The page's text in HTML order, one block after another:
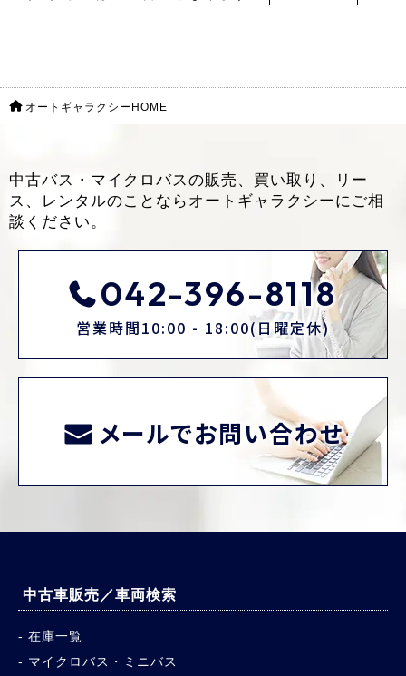
オートギャラクシーHOME
中古バス・マイクロバスの販売、買い取り、リー
ス、レンタルのことなら オートギャラクシーにご相
談ください。
042-396-8118
営業時間10:00 - 18:00(日曜定休)
メールでお問い合わせ
中古車販売／車両検索
在庫一覧
マイクロバス・ミニバス